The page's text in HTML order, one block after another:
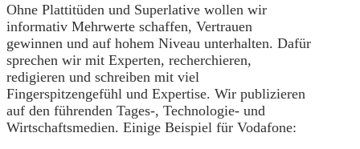
Ohne Plattitüden und Superlative wollen wir
informativ Mehrwerte schaffen, Vertrauen
gewinnen und auf hohem Niveau unterhalten. Dafür
sprechen wir mit Experten, recherchieren,
redigieren und schreiben mit viel
Fingerspitzengefühl und Expertise. Wir publizieren
auf den führenden Tages-, Technologie- und
Wirtschaftsmedien. Einige Beispiel für Vodafone: